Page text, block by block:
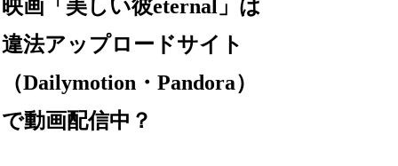
映画「美しい彼eternal」は
違法アップロードサイト
（Dailymotion・Pandora）
で動画配信中？